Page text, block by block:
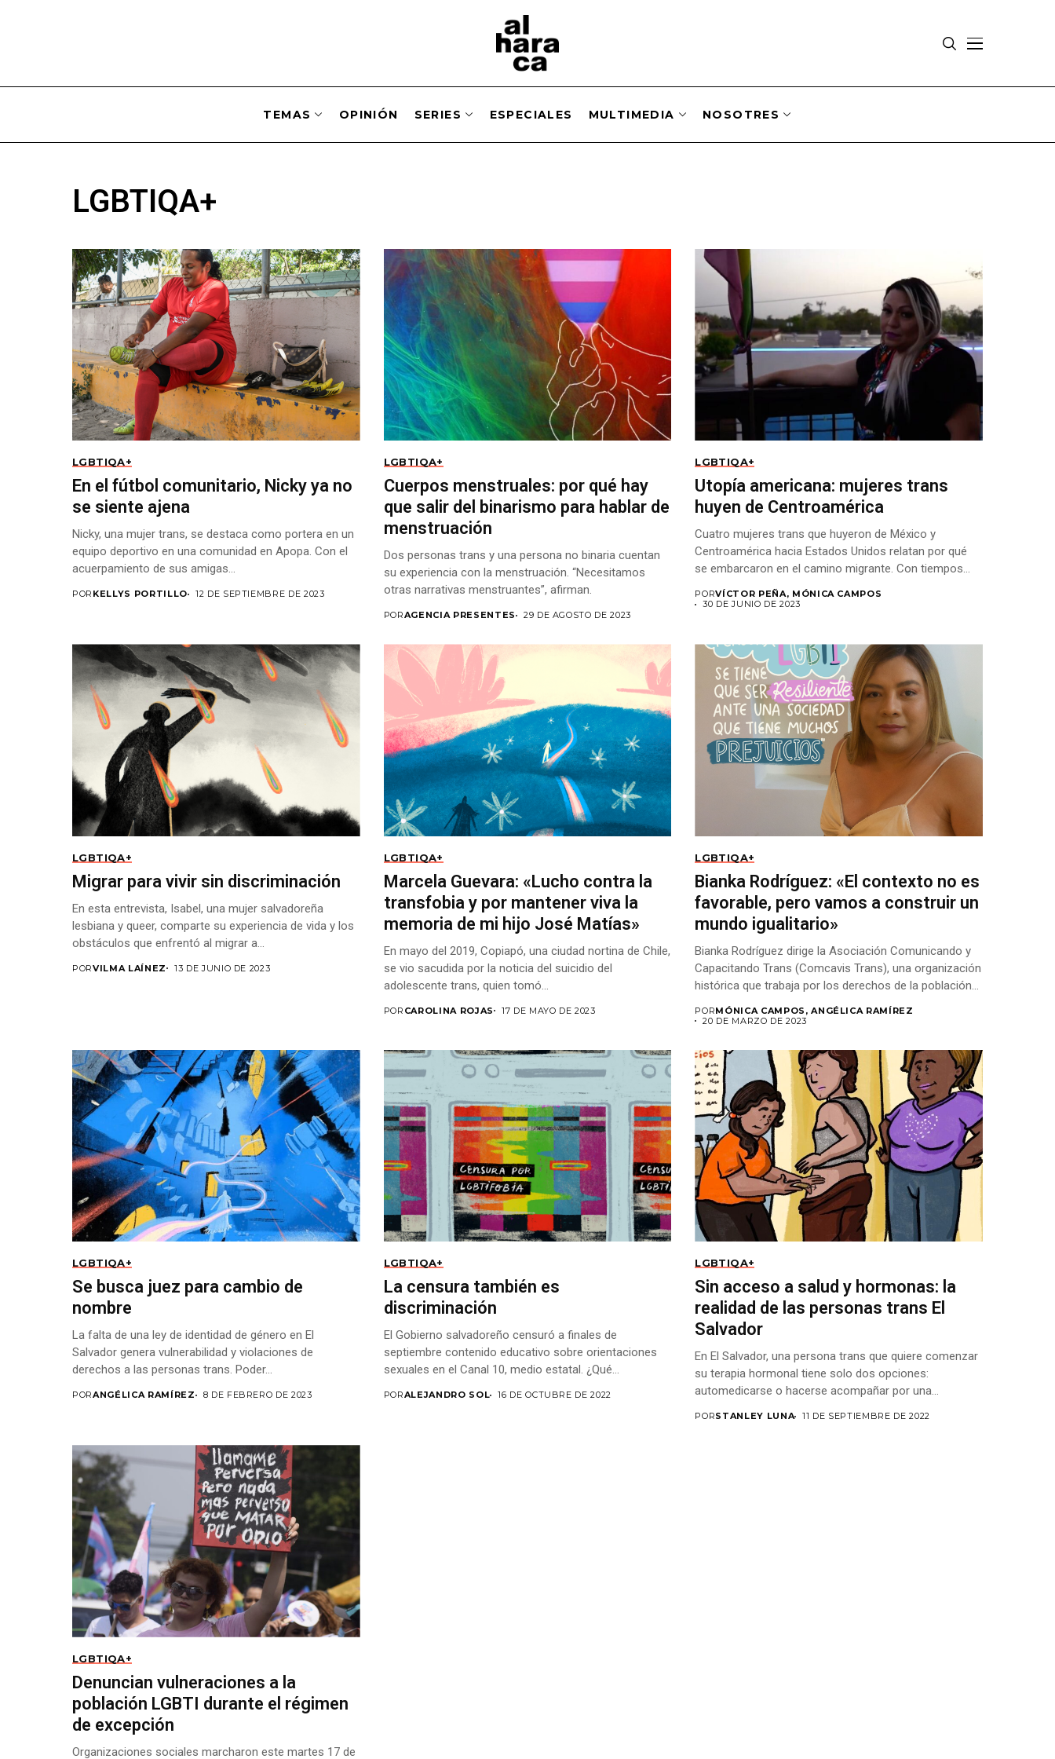
TEMAS OPINIÓN SERIES ESPECIALES MULTIMEDIA NOSOTRES
LGBTIQA+
LGBTIQA+
En el fútbol comunitario, Nicky ya no
se siente ajena
Nicky, una mujer trans, se destaca como portera en un
equipo deportivo en una comunidad en Apopa. Con el
acuerpamiento de sus amigas...
POR KELLYS PORTILLO 12 DE SEPTIEMBRE DE 2023
LGBTIQA+
Cuerpos menstruales: por qué hay
que salir del binarismo para hablar de
menstruación
Dos personas trans y una persona no binaria cuentan
su experiencia con la menstruación. “Necesitamos
otras narrativas menstruantes”, afirman.
PORAGENCIA PRESENTES 29 DE AGOSTO DE 2023
LGBTIQA+
Utopía americana: mujeres trans
huyen de Centroamérica
Cuatro mujeres trans que huyeron de México y
Centroamérica hacia Estados Unidos relatan por qué
se embarcaron en el camino migrante. Con tiempos...
PORVÍCTOR PEÑA, MÓNICA CAMPOS
30 DE JUNIO DE 2023
LGBTIQA+
Migrar para vivir sin discriminación
En esta entrevista, Isabel, una mujer salvadoreña
lesbiana y queer, comparte su experiencia de vida y los
obstáculos que enfrentó al migrar a...
PORVILMA LAÍNEZ 13 DE JUNIO DE 2023
LGBTIQA+
Marcela Guevara: «Lucho contra la
transfobia y por mantener viva la
memoria de mi hijo José Matías»
En mayo del 2019, Copiapó, una ciudad nortina de Chile,
se vio sacudida por la noticia del suicidio del
adolescente trans, quien tomó...
POR CAROLINA ROJAS 17 DE MAYO DE 2023
LGBTIQA+
Bianka Rodríguez: «El contexto no es
favorable, pero vamos a construir un
mundo igualitario»
Bianka Rodríguez dirige la Asociación Comunicando y
Capacitando Trans (Comcavis Trans), una organización
histórica que trabaja por los derechos de la población
LGBTIQ+....
PORMÓNICA CAMPOS, ANGÉLICA RAMÍREZ
20 DE MARZO DE 2023
LGBTIQA+
​​Se busca juez para cambio de
nombre
La falta de una ley de identidad de género en El
Salvador genera vulnerabilidad y violaciones de
derechos a las personas trans. Poder...
PORANGÉLICA RAMÍREZ 8 DE FEBRERO DE 2023
LGBTIQA+
La censura también es
discriminación
El Gobierno salvadoreño censuró a finales de
septiembre contenido educativo sobre orientaciones
sexuales en el Canal 10, medio estatal. ¿Qué
PORALEJANDRO SOL 16 DE OCTUBRE DE 2022
LGBTIQA+
Sin acceso a salud y hormonas: la
realidad de las personas trans El
Salvador
En El Salvador, una persona trans que quiere comenzar
su terapia hormonal tiene solo dos opciones:
automedicarse o hacerse acompañar por una
PORSTANLEY LUNA 11 DE SEPTIEMBRE DE 2022
LGBTIQA+
Denuncian vulneraciones a la
población LGBTI durante el régimen
de excepción
Organizaciones sociales marcharon este martes 17 de